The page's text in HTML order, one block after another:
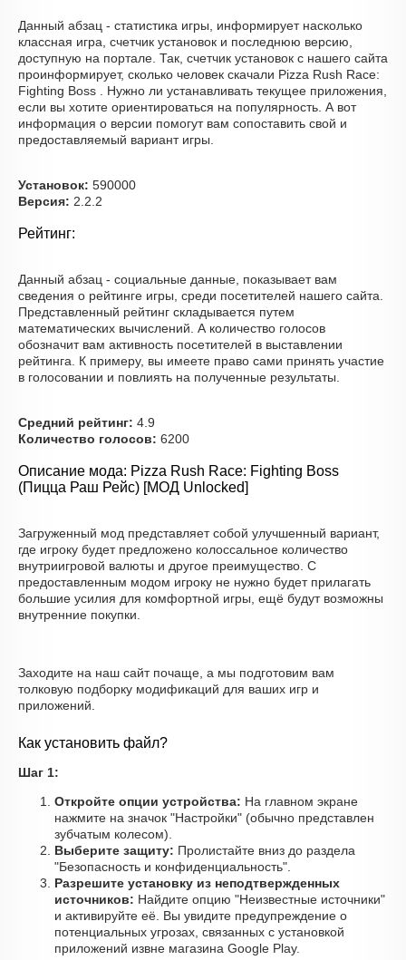
Данный абзац - статистика игры, информирует насколько
классная игра, счетчик установок и последнюю версию,
доступную на портале. Так, счетчик установок с нашего сайта
проинформирует, сколько человек скачали Pizza Rush Race:
Fighting Boss . Нужно ли устанавливать текущее приложения,
если вы хотите ориентироваться на популярность. А вот
информация о версии помогут вам сопоставить свой и
предоставляемый вариант игры.
Установок: 590000
Версия: 2.2.2
Рейтинг:
Данный абзац - социальные данные, показывает вам
сведения о рейтинге игры, среди посетителей нашего сайта.
Представленный рейтинг складывается путем
математических вычислений. А количество голосов
обозначит вам активность посетителей в выставлении
рейтинга. К примеру, вы имеете право сами принять участие
в голосовании и повлиять на полученные результаты.
Средний рейтинг: 4.9
Количество голосов: 6200
Описание мода: Pizza Rush Race: Fighting Boss
(Пицца Раш Рейс) [МОД Unlocked]
Загруженный мод представляет собой улучшенный вариант,
где игроку будет предложено колоссальное количество
внутриигровой валюты и другое преимущество. С
предоставленным модом игроку не нужно будет прилагать
большие усилия для комфортной игры, ещё будут возможны
внутренние покупки.
Заходите на наш сайт почаще, а мы подготовим вам
толковую подборку модификаций для ваших игр и
приложений.
Как установить файл?
Шаг 1:
Откройте опции устройства: На главном экране
нажмите на значок "Настройки" (обычно представлен
зубчатым колесом).
Выберите защиту: Пролистайте вниз до раздела
"Безопасность и конфиденциальность".
Разрешите установку из неподтвержденных
источников: Найдите опцию "Неизвестные источники"
и активируйте её. Вы увидите предупреждение о
потенциальных угрозах, связанных с установкой
приложений извне магазина Google Play.